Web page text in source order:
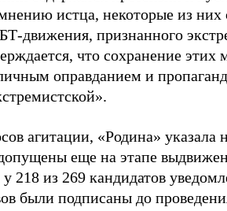
истца, некоторые из них
движения, признанного
что сохранение этих
оправданием и
агитации, «Родина»
еще на этапе
у 218 из 269 кандидатов
были подписаны до